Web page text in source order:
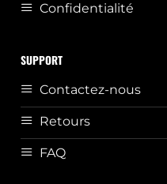
Confidentialité
SUPPORT
Contactez-nous
Retours
FAQ